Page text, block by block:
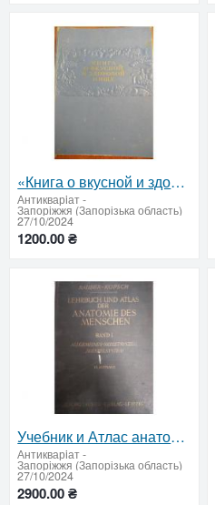
«Книга о вкусной и здоровой пище» (1962 год) — классический путеводитель по советской кухне
Антикварiат-
Запоріжжя (Запорізька область)
27/10/2024
1200.00 ₴
Учебник и Атлас анатомии человека в 3 томах (1939 год) — Уникальное издание для изучения тела челове
Антикварiат-
Запоріжжя (Запорізька область)
27/10/2024
2900.00 ₴